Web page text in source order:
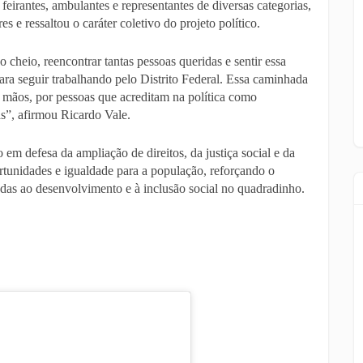
ambulantes e representantes de diversas categorias,
e ressaltou o caráter coletivo do projeto político.
reencontrar tantas pessoas queridas e sentir essa
seguir trabalhando pelo Distrito Federal. Essa caminhada
por pessoas que acreditam na política como
afirmou Ricardo Vale.
defesa da ampliação de direitos, da justiça social e da
e igualdade para a população, reforçando o
ao desenvolvimento e à inclusão social no quadradinho.